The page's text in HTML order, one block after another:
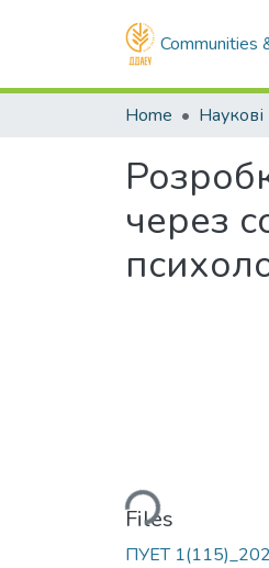
Communities
Home Наукові
через
Loading...
Files
ПУЕТ